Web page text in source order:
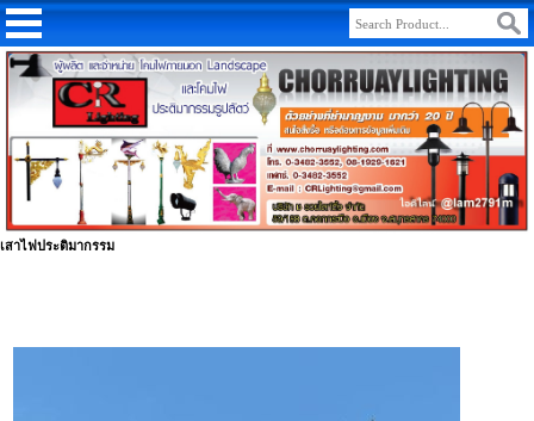
เสาไฟประติมากรรม